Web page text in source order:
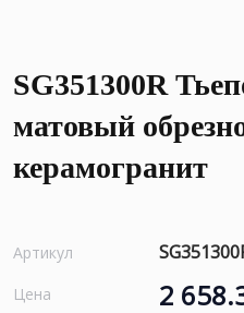
SG351300R
матовый
керамогранит
Артикул
Цена 2